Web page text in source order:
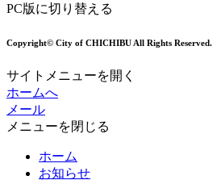
PC版に切り替える
Copyright© City of CHICHIBU All Rights Reserved.
サイトメニューを開く
ホームへ
メール
メニューを閉じる
ホーム
お知らせ